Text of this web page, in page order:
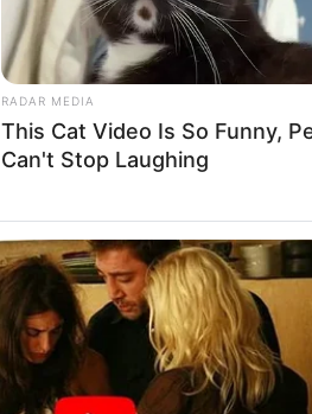
ARCHIVES
Archives
RADAR MEDIA
This Cat Video Is So Funny,
Can't Stop Laughing
RADAR MEDIA
The Truth About Archie They
Hide Any Longer